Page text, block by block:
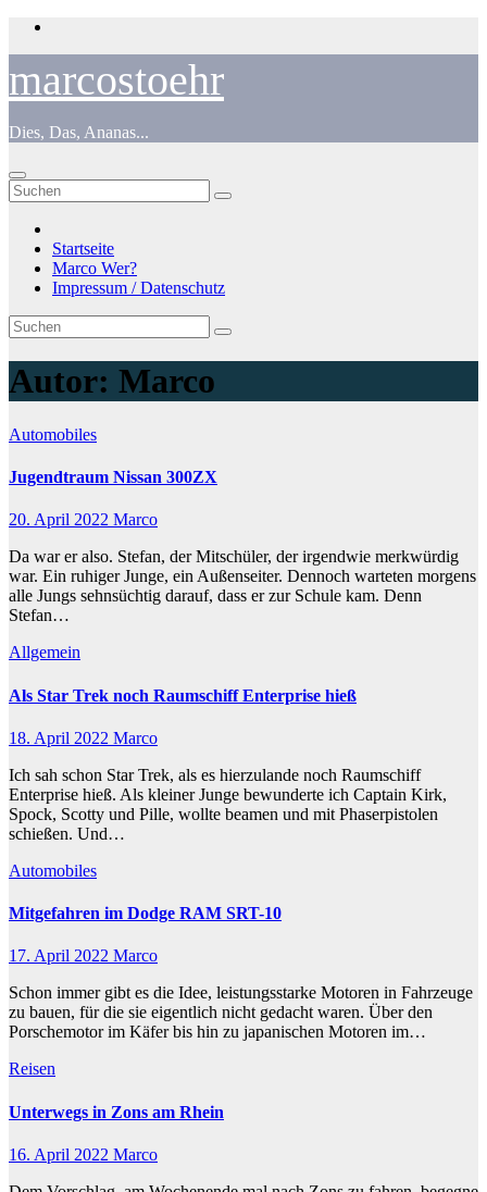
Zum
marcostoehr
Dies, Das, Ananas...
Startseite
Marco Wer?
Impressum / Datenschutz
Autor: Marco
Automobiles
Jugendtraum Nissan 300ZX
20. April 2022 Marco
Da war er also. Stefan, der Mitschüler, der irgendwie merkwürdig
war. Ein ruhiger Junge, ein Außenseiter. Dennoch warteten morgens
alle Jungs sehnsüchtig darauf, dass er zur Schule kam. Denn
Stefan…
Allgemein
Als Star Trek noch Raumschiff Enterprise hieß
18. April 2022 Marco
Ich sah schon Star Trek, als es hierzulande noch Raumschiff
Enterprise hieß. Als kleiner Junge bewunderte ich Captain Kirk,
Spock, Scotty und Pille, wollte beamen und mit Phaserpistolen
schießen. Und…
Automobiles
Mitgefahren im Dodge RAM SRT-10
17. April 2022 Marco
Schon immer gibt es die Idee, leistungsstarke Motoren in Fahrzeuge
zu bauen, für die sie eigentlich nicht gedacht waren. Über den
Porschemotor im Käfer bis hin zu japanischen Motoren im…
Reisen
Unterwegs in Zons am Rhein
16. April 2022 Marco